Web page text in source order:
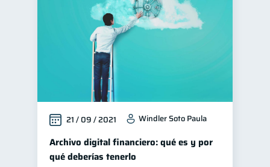
21 / 09 / 2021 Windler Soto Paula
Archivo digital financiero: qué es y por
qué deberías tenerlo